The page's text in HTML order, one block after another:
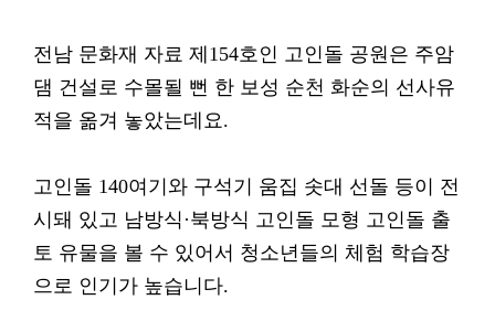
전남 문화재 자료 제154호인 고인돌 공원은 주암
댐 건설로 수몰될 뻔 한 보성 순천 화순의 선사유
적을 옮겨 놓았는데요.
고인돌 140여기와 구석기 움집 솟대 선돌 등이 전
시돼 있고 남방식·북방식 고인돌 모형 고인돌 출
토 유물을 볼 수 있어서 청소년들의 체험 학습장
으로 인기가 높습니다.